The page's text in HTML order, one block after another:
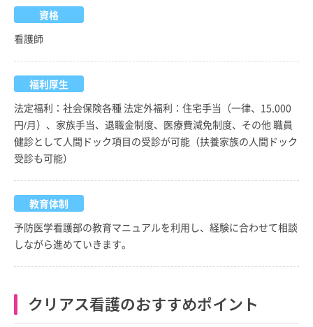
資格
看護師
福利厚生
法定福利：社会保険各種 法定外福利：住宅手当（一律、15,000
円/月）、家族手当、退職金制度、医療費減免制度、その他 職員
健診として人間ドック項目の受診が可能（扶養家族の人間ドック
受診も可能）
教育体制
予防医学看護部の教育マニュアルを利用し、経験に合わせて相談
しながら進めていきます。
クリアス看護のおすすめポイント